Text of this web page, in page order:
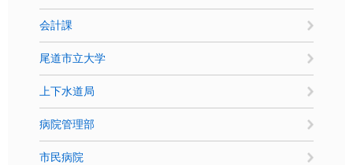
会計課
尾道市立大学
上下水道局
病院管理部
市民病院